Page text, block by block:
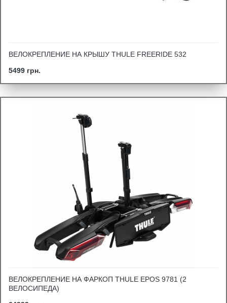
ВЕЛОКРЕПЛЕНИЕ НА КРЫШУ THULE FREERIDE 532
5499 грн.
ВЕЛОКРЕПЛЕНИЕ НА ФАРКОП THULE EPOS 9781 (2
ВЕЛОСИПЕДА)